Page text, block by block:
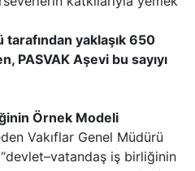
yaklaşık 650
PASVAK Aşevi bu sayıyı
Örnek Modeli
Vakıflar Genel Müdürü
iş birliğinin